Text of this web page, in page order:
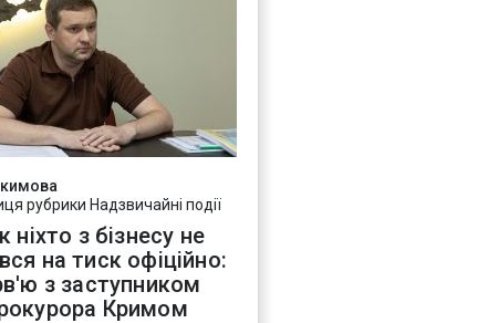
рубрики Надзвичайні події
ніхто з бізнесу не
на тиск офіційно:
з заступником
Кримом